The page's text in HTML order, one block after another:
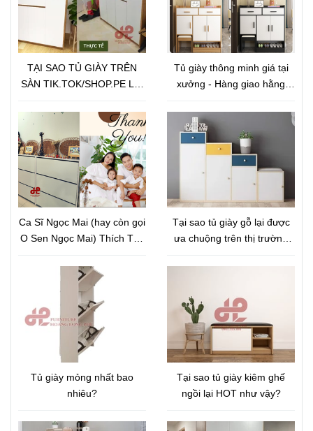
TẠI SAO TỦ GIÀY TRÊN
SÀN TIK.TOK/SHOP.PE LẠI
Tủ giày thông minh giá tại
xưởng - Hàng giao hằng
lượng tới tay người tiêu
dùng
Ca Sĩ Ngọc Mai (hay còn gọi
O Sen Ngọc Mai) Thích Thú
Mỏng
Tại sao tủ giày gỗ lại được
ưa chuộng trên thị trường
Tủ giày mỏng nhất bao
nhiêu?
Tại sao tủ giày kiêm ghế
ngồi lại HOT như vậy?